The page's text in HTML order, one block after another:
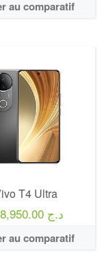
au comparatif
T4 Ultra
118,950.00 د.ج
au comparatif